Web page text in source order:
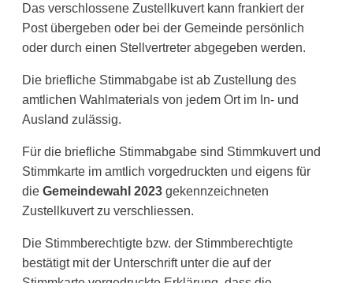
Das verschlossene Zustellkuvert kann frankiert der
Post übergeben oder bei der Gemeinde persönlich
oder durch einen Stellvertreter abgegeben werden.
Die briefliche Stimmabgabe ist ab Zustellung des
amtlichen Wahlmaterials von jedem Ort im In- und
Ausland zulässig.
Für die briefliche Stimmabgabe sind Stimmkuvert und
Stimmkarte im amtlich vorgedruckten und eigens für
die Gemeindewahl 2023 gekennzeichneten
Zustellkuvert zu verschliessen.
Die Stimmberechtigte bzw. der Stimmberechtigte
bestätigt mit der Unterschrift unter die auf der